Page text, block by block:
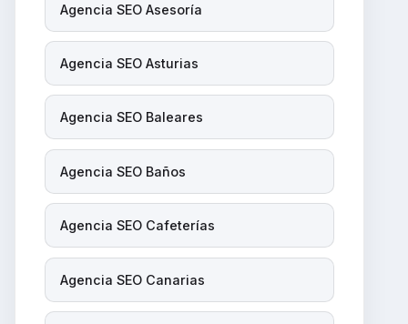
Agencia SEO Asesoría
Agencia SEO Asturias
Agencia SEO Baleares
Agencia SEO Baños
Agencia SEO Cafeterías
Agencia SEO Canarias